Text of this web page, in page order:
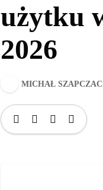
użytku
2026
MICHAŁ